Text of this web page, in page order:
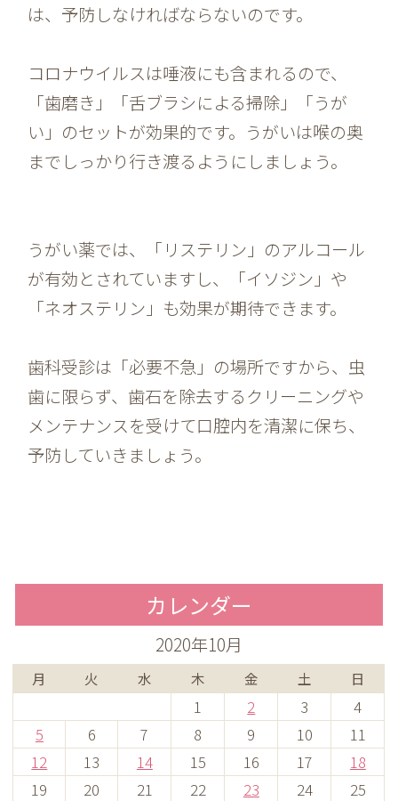
は、予防しなければならないのです。
コロナウイルスは唾液にも含まれるので、
「歯磨き」「舌ブラシによる掃除」「うが
い」のセットが効果的です。うがいは喉の奥
までしっかり行き渡るようにしましょう。
うがい薬では、「リステリン」のアルコール
が有効とされていますし、「イソジン」や
「ネオステリン」も効果が期待できます。
歯科受診は「必要不急」の場所ですから、虫
歯に限らず、歯石を除去するクリーニングや
メンテナンスを受けて口腔内を清潔に保ち、
予防していきましょう。
カレンダー
2020年10月
月 火 水 木 金 土 日
1 2 3
4
5
6 7 8 9 10
11
12
13 14 15 16 17
18
19
20 21 22 23 24
25